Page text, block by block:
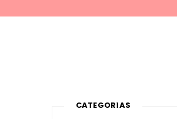
CATEGORÍAS